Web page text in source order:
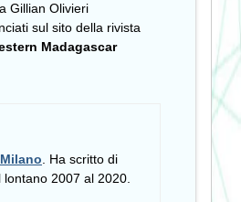
Gillian Olivieri
sul sito della rivista
Madagascar
. Ha scritto di
lontano 2007 al 2020.